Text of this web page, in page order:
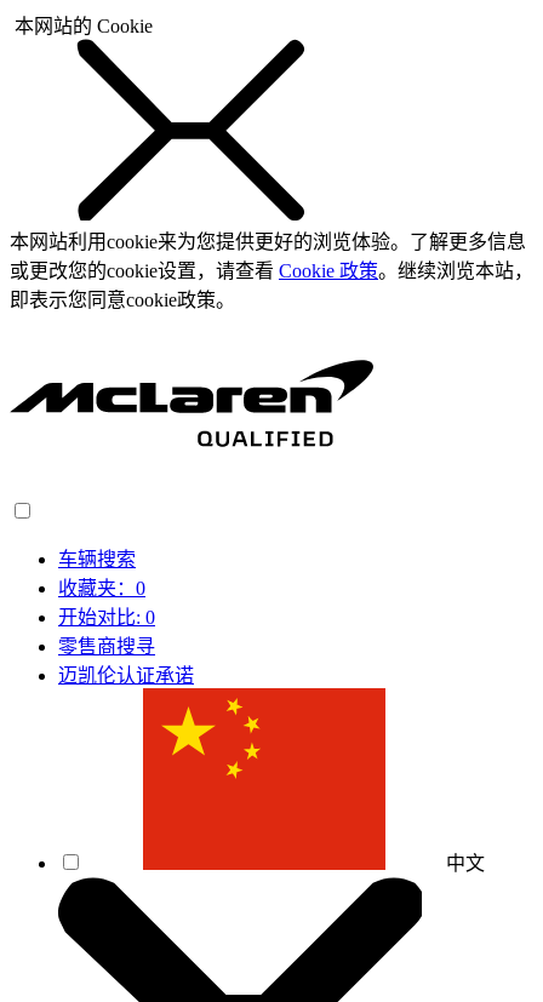
本网站的 Cookie
本网站利用cookie来为您提供更好的浏览体验。了解更多信息
或更改您的cookie设置，请查看 Cookie 政策。继续浏览本站，
即表示您同意cookie政策。
车辆搜索
收藏夹： 0
开始对比: 0
零售商搜寻
迈凯伦认证承诺
中文